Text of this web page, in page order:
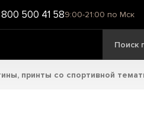
500 41 589:00-21:00 по Мск
принты со спортивной